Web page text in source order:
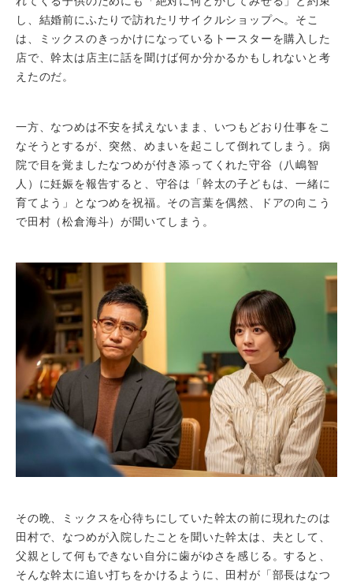
し、結婚前にふたりで訪れたリサイクルショップへ。そこ
は、ミックスのきっかけになっているトースターを購入した
店で、幹太は店主に話を聞けば何か分かるかもしれないと考
えたのだ。
一方、なつめは不安を拭えないまま、いつもどおり仕事をこ
なそうとするが、突然、めまいを起こして倒れてしまう。病
院で目を覚ましたなつめが付き添ってくれた守谷（八嶋智
人）に妊娠を報告すると、守谷は「幹太の子どもは、一緒に
育てよう」となつめを祝福。その言葉を偶然、ドアの向こう
で田村（松倉海斗）が聞いてしまう。
その晩、ミックスを心待ちにしていた幹太の前に現れたのは
田村で、なつめが入院したことを聞いた幹太は、夫として、
父親として何もできない自分に歯がゆさを感じる。すると、
そんな幹太に追い打ちをかけるように、田村が「部長はなつ